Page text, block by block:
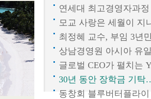
연세대 최고경영자과
모교 사랑은 세월이 지
최정혜 교수, 부임 3년
상남경영원 아시아 유
글로벌 CEO가 펼치는
30년 동안 장학금 기
동창회 블루버터플라